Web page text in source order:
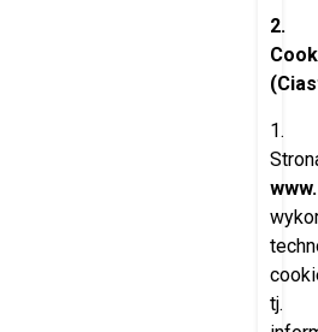
2.
1.
tj.